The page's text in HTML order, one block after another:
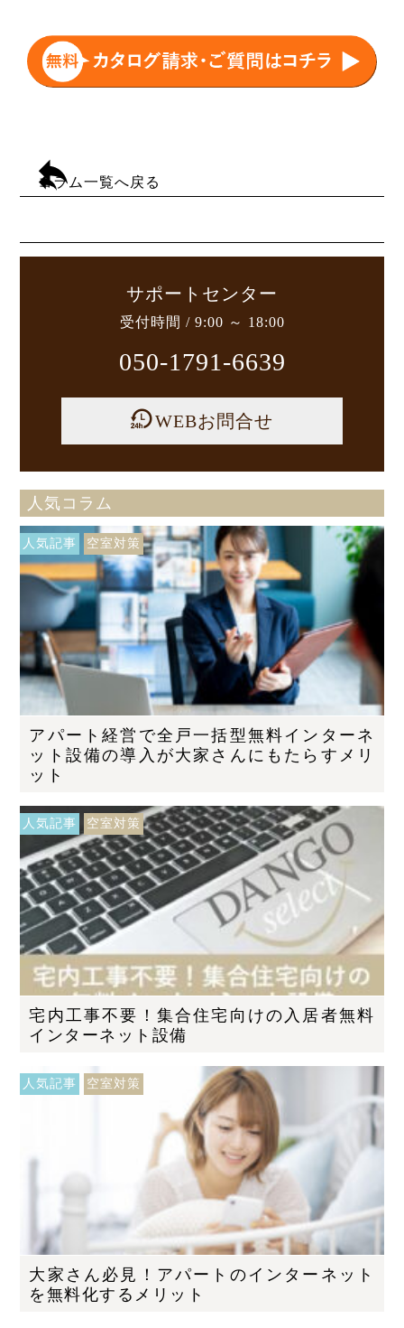
コラム一覧へ戻る
サポートセンター
受付時間 / 9:00 ～ 18:00
050-1791-6639
WEBお問合せ
人気コラム
人気記事 空室対策
アパート経営で全戸一括型無料インターネ
ット設備の導入が大家さんにもたらすメリ
ット
人気記事 空室対策
宅内工事不要！集合住宅向けの入居者無料
インターネット設備
人気記事 空室対策
大家さん必見！アパートのインターネット
を無料化するメリット